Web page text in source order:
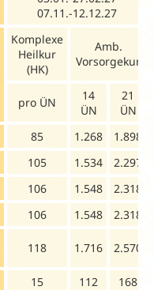
07.11.-12.12.27
Komplexe
Heilkur
(HK)
Amb.
Vorsorgekur
pro ÜN
14
ÜN
21
ÜN
85 1.268
1.898
105 1.534
2.297
106 1.548
2.318
106 1.548
2.318
118 1.716 2.570
15 112
168